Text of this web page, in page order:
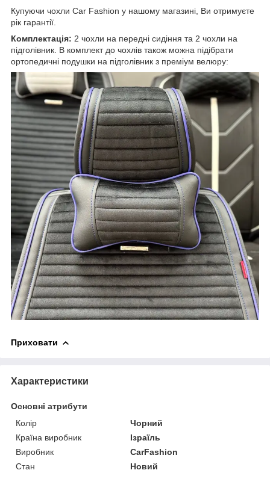
Купуючи чохли Car Fashion у нашому магазині, Ви отримуєте
рік гарантії.
Комплектація: 2 чохли на передні сидіння та 2 чохли на
підголівник. В комплект до чохлів також можна підібрати
ортопедичні подушки на підголівник з преміум велюру:
Приховати
Характеристики
Основні атрибути
Колір
Чорний
Країна виробник
Ізраїль
Виробник
CarFashion
Стан
Новий